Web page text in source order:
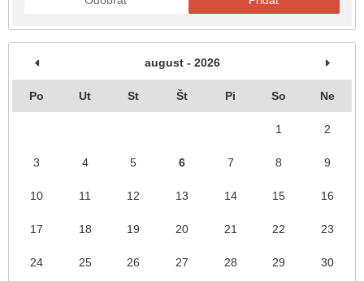
august - 2026
Po Ut St Št Pi So Ne
1 2
3 4 5 6 7 8 9
10 11 12 13 14 15 16
17 18 19 20 21 22 23
24 25 26 27 28 29 30